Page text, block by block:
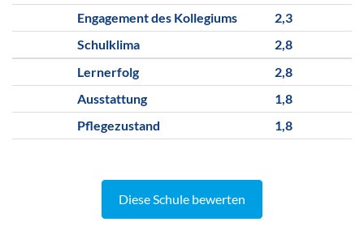
Engagement des Kollegiums
2,3
Schulklima
2,8
Lernerfolg
2,8
Ausstattung
1,8
Pflegezustand
1,8
Diese Schule bewerten